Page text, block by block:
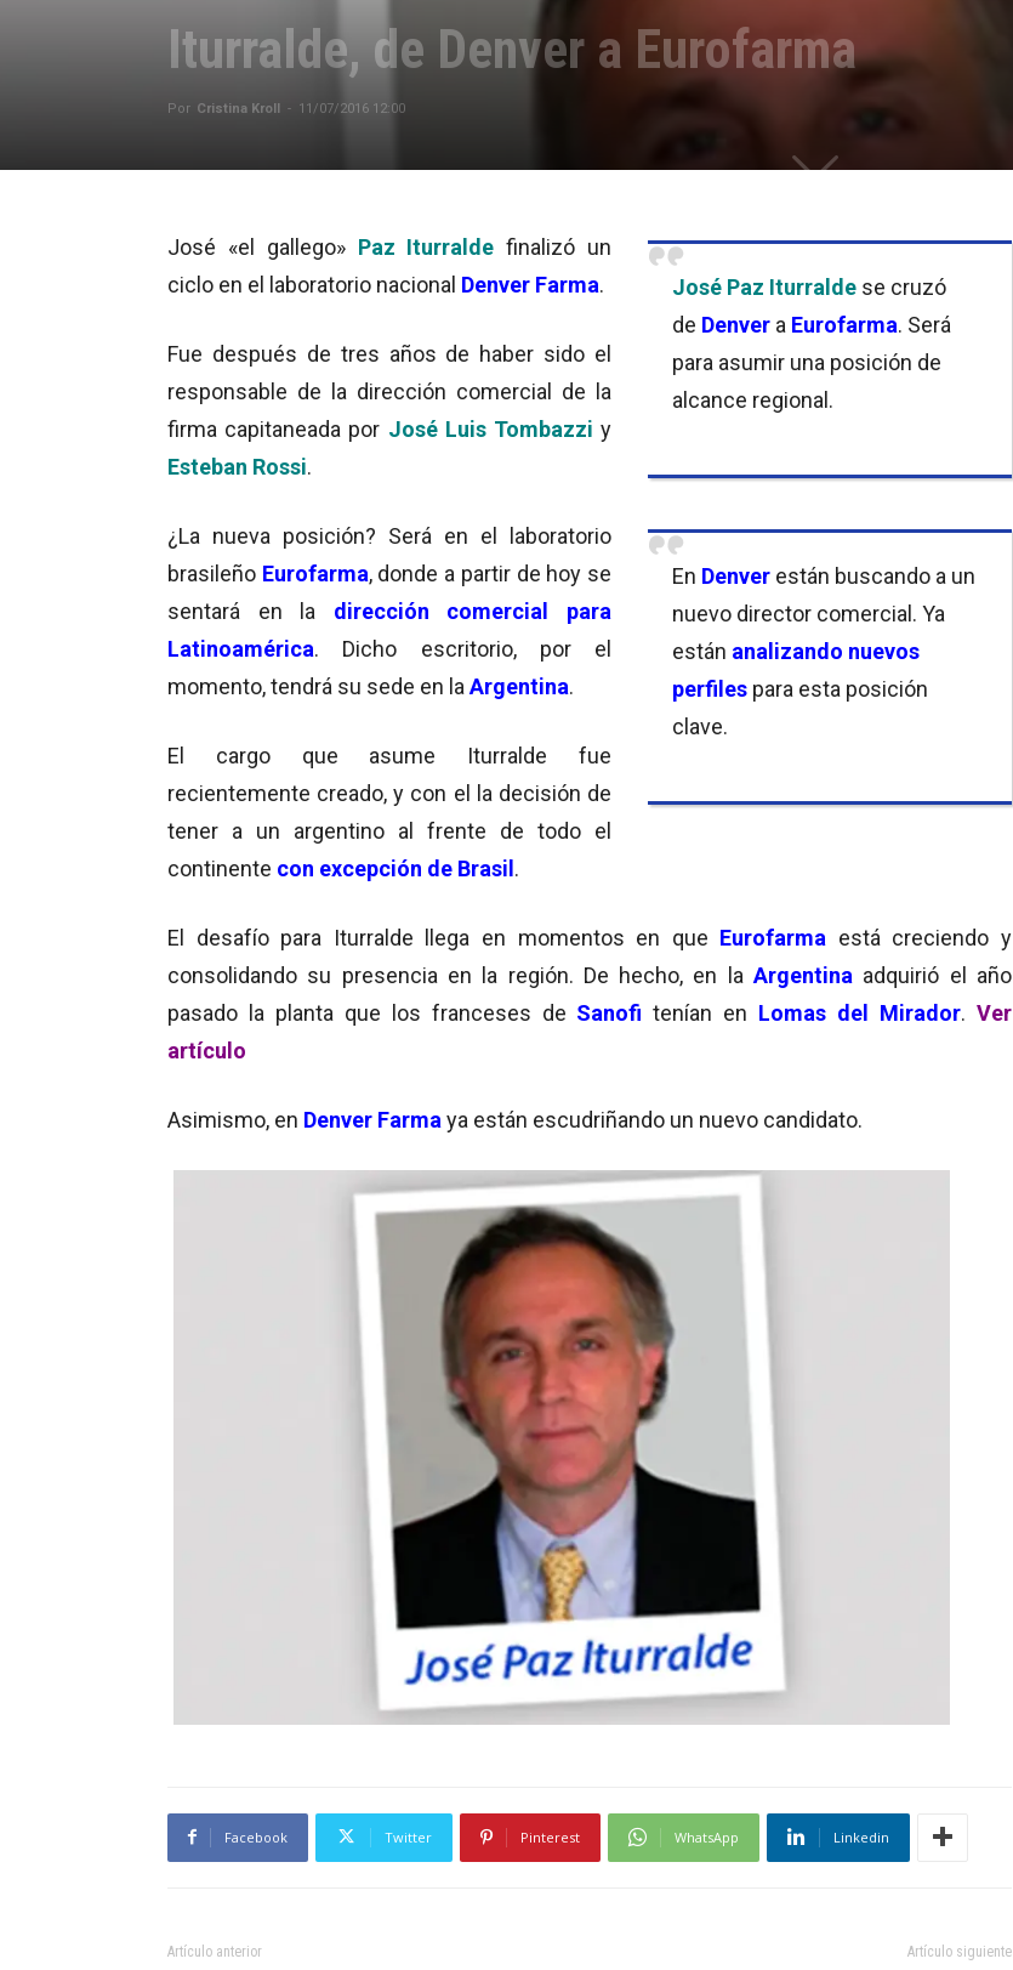
Iturralde, de Denver a Eurofarma
Por Cristina Kroll - 11/07/2016 12:00
José Paz Iturralde se cruzó
de Denver a Eurofarma. Será
para asumir una posición de
alcance regional.
José «el gallego» Paz Iturralde finalizó un
ciclo en el laboratorio nacional Denver Farma.
Fue después de tres años de haber sido el
responsable de la dirección comercial de la
firma capitaneada por José Luis Tombazzi y
Esteban Rossi.
En Denver están buscando a un
nuevo director comercial. Ya
están analizando nuevos
perfiles para esta posición
clave.
¿La nueva posición? Será en el laboratorio
brasileño Eurofarma, donde a partir de hoy se
sentará en la dirección comercial para
Latinoamérica. Dicho escritorio, por el
momento, tendrá su sede en la Argentina.
El cargo que asume Iturralde fue
recientemente creado, y con el la decisión de
tener a un argentino al frente de todo el
continente con excepción de Brasil.
El desafío para Iturralde llega en momentos en que Eurofarma está creciendo y
consolidando su presencia en la región. De hecho, en la Argentina adquirió el año
pasado la planta que los franceses de Sanofi tenían en Lomas del Mirador.Ver
artículo
Asimismo, en Denver Farma ya están escudriñando un nuevo candidato.
Facebook Twitter Pinterest WhatsApp Linkedin
Artículo anterior Artículo siguiente